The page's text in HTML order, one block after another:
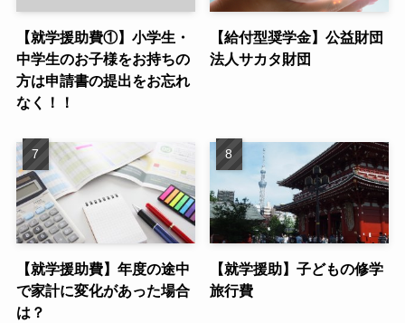
【就学援助費①】小学生・
中学生のお子様をお持ちの
方は申請書の提出をお忘れ
なく！！
【給付型奨学金】公益財団
法人サカタ財団
【就学援助費】年度の途中
で家計に変化があった場合
は？
【就学援助】子どもの修学
旅行費